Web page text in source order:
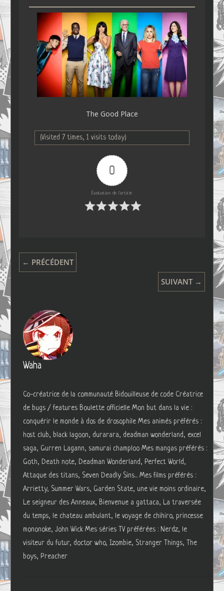
The Good Place
(Visited 7 times, 1 visits today)
0
Évaluation de l'article
← PRÉCÉDENT
SUIVANT →
Waha
Co-créatrice de la communauté Bidouilleuse de code Créatrice
de bugs / features Boulette officielle Mon but dans la vie :
conquérir le monde à dos de drosophile Mes animés préférés :
host club, black lagoon, durarara, deadman wonderland, excel
saga, Gurren Lagann, samurai champloo Mes mangas préférés :
Goth, Death note, Deadman Wonderland, Perfect World,
Attaque des titans, Seven Deadly Sins... Mes films préférés :
Arrietty, Summer Wars, Garden State, une vie moins ordinaire,
Le seigneur des Anneaux, Bienvenue a gattaca, La traversée
du temps, le chateau ambulant, le voyage de chihiro, princesse
mononoke, John Wick Mes séries TV préférées : Nerdz, le
visiteur du futur, doctor who, Izombie, Stranger Things, The
boys, Preacher